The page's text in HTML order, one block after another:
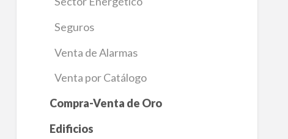
Seguros
Venta de Alarmas
Venta por Catálogo
Compra-Venta de Oro
Edificios